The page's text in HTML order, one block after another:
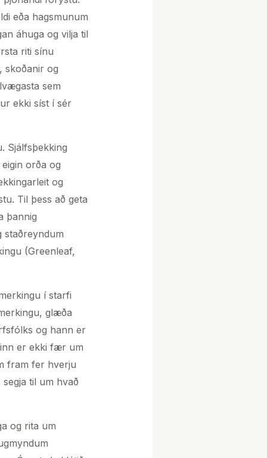
eða hagsmunum
áhuga og vilja til
riti sínu
skoðanir og
sem
ekki síst í sér
Sjálfsþekking
orða og
og
Til þess að geta
þannig
staðreyndum
(Greenleaf,
í starfi
glæða
og hann er
er ekki fær um
fram fer hverju
til um hvað
og rita um